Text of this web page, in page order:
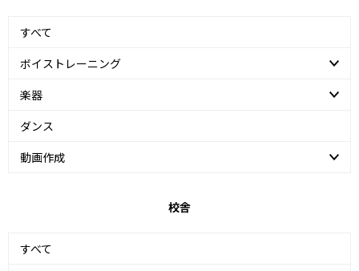
すべて
ボイストレーニング
楽器
ダンス
動画作成
校舎
すべて